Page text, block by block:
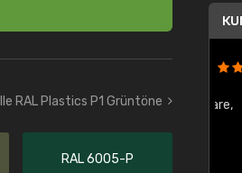
RAL Plastics P1 Grüntöne
RAL 6005-P
man es sich wünscht, gute Ware,